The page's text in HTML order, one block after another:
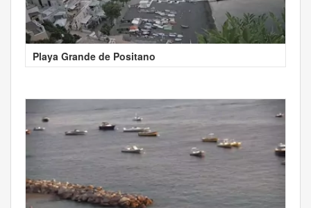
Playa Grande de Positano